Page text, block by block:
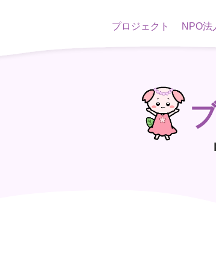
プロジェクト NPO法